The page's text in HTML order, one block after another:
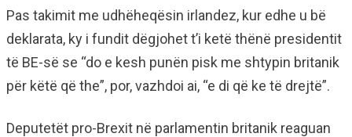
Pas takimit me udhëheqësin irlandez, kur edhe u bë
deklarata, ky i fundit dëgjohet t’i ketë thënë presidentit
të BE-së se “do e kesh punën pisk me shtypin britanik
për këtë që the”, por, vazhdoi ai, “e di që ke të drejtë”.
Deputetët pro-Brexit në parlamentin britanik reaguan